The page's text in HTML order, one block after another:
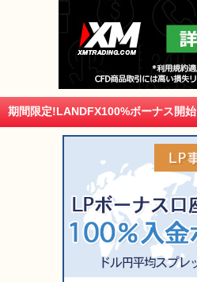
期間限定!LANDFX100%ボーナス開始